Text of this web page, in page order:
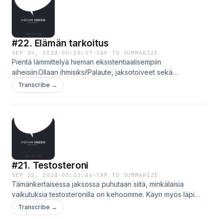
#22. Elämän tarkoitus
SEP 29, 2024 · 00:18:57 ·TAP TO SUMMARIZE
Pientä lämmittelyä hieman eksistentiaalisempiin
aiheisiin.Ollaan ihmisiksi!Palaute, jaksotoiveet sekä
mahdolliseen yhteistyöhön liittyvät yhteydenotot Email:
hieman@obeesi.fi Instagram: @hiemanobeesi
Transcribe →
#21. Testosteroni
SEP 22, 2024 · 00:23:46 ·TAP TO SUMMARIZE
Tämänkertaisessa jaksossa puhutaan siitä, minkälaisia
vaikutuksia testosteronilla on kehoomme. Käyn myös läpi
erilaisia tekijöitä, jotka vaikuttavat testosteronin tuotantoon -
niin posiitivisesti kuin negatiivisesti.Kerron myös lopussa
Transcribe →